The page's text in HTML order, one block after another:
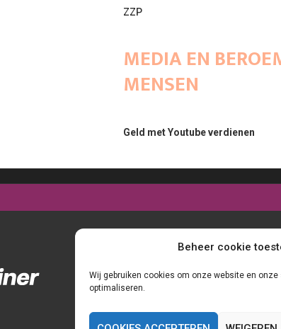
Beheer cookie
Wij gebruiken cookies om onze website en
optimaliseren.
ZZP
MEDIA EN
MENSEN
Geld met Youtube verdienen